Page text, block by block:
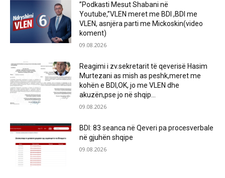
”Podkasti Mesut Shabani në
Youtube,”VLEN meret me BDI ,BDI me
VLEN, asnjëra parti me Mickoskin(video
koment)
09.08.2026
Reagimi i zv.sekretarit të qeverisë Hasim
Murtezani as mish as peshk,meret me
kohën e BDI,OK, jo me VLEN dhe
akuzën,pse jo në shqip...
09.08.2026
BDI: 83 seanca në Qeveri pa procesverbale
në gjuhën shqipe
09.08.2026